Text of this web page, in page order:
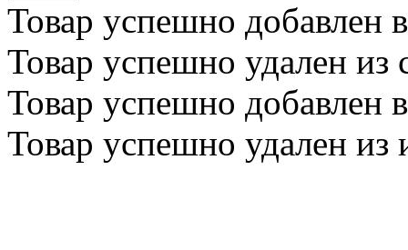
Товар успешно добавлен
Товар успешно удален из
Товар успешно добавлен
Товар успешно удален из